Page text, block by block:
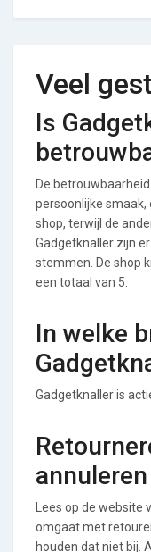
Veel
Is
De
persoonlijke smaak,
shop, terwijl de
Gadgetknaller zijn
stemmen. De shop
een totaal van 5.
In welke
Gadgetknaller is
Lees op de website
omgaat met
houden dat niet bij.